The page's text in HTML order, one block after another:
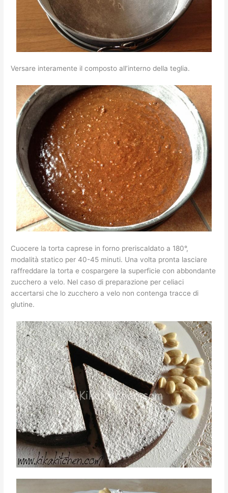
Versare interamente il composto all’interno della teglia.
Cuocere la torta caprese in forno preriscaldato a 180°,
modalità statico per 40-45 minuti. Una volta pronta lasciare
raffreddare la torta e cospargere la superficie con abbondante
zucchero a velo. Nel caso di preparazione per celiaci
accertarsi che lo zucchero a velo non contenga tracce di
glutine.